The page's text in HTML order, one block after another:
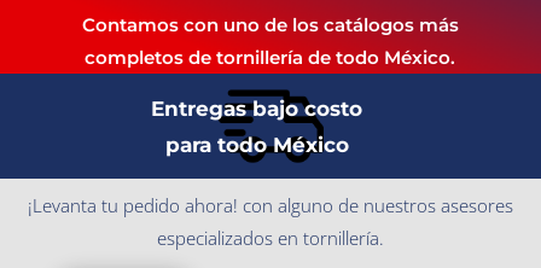
Contamos con uno de los catálogos más
completos de tornillería de todo México.
Entregas bajo costo
para todo México
¡Levanta tu pedido ahora! con alguno de nuestros asesores
especializados en tornillería.